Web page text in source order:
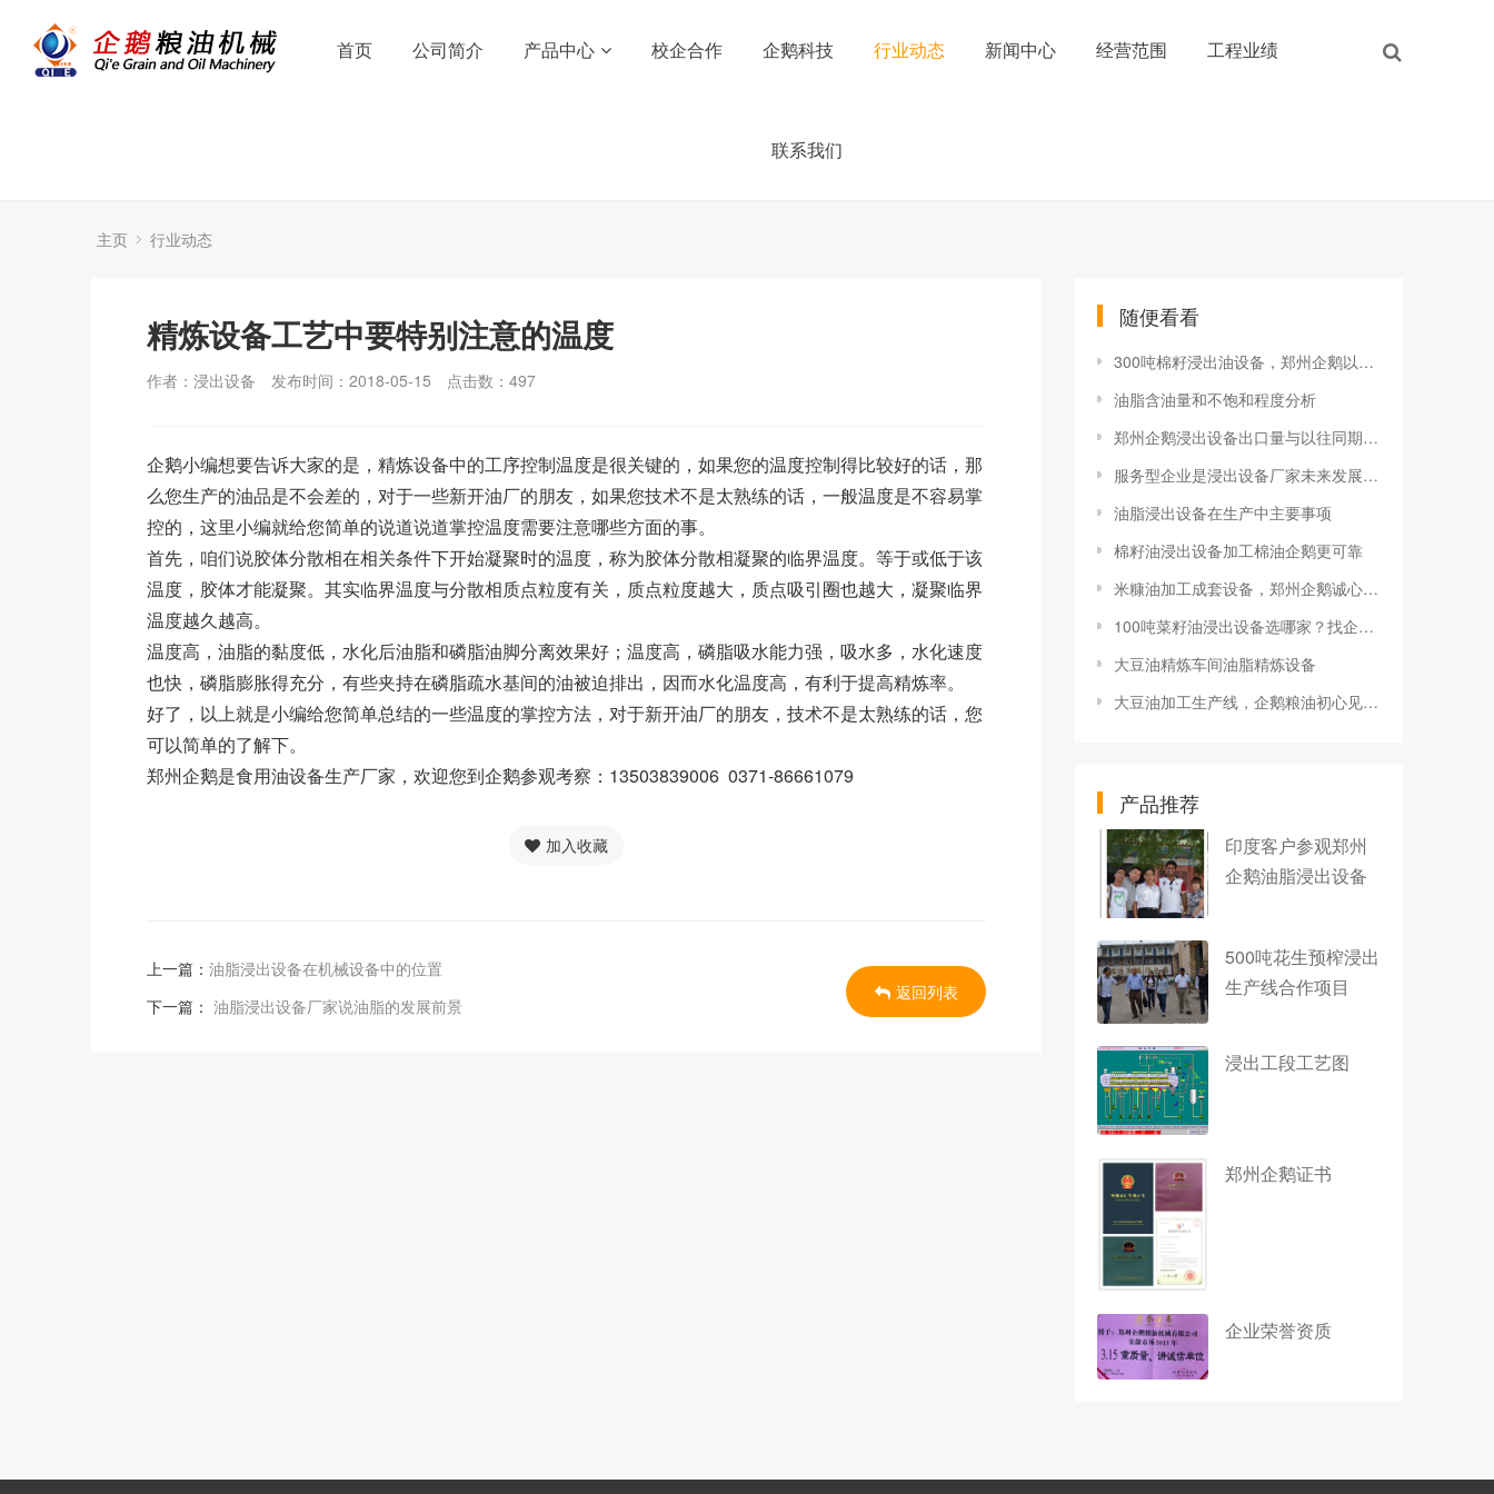
首页 公司简介 产品中心 校企合作 企鹅科技 行业动态 新闻中心 经营范围 工程业绩
联系我们
主页 行业动态
精炼设备工艺中要特别注意的温度
作者：浸出设备 发布时间：2018-05-15 点击数： 497
企鹅小编想要告诉大家的是，精炼设备中的工序控制温度是很关键的，如果您的温度控制得比较好的话，那
么您生产的油品是不会差的，对于一些新开油厂的朋友，如果您技术不是太熟练的话，一般温度是不容易掌
控的，这里小编就给您简单的说道说道掌控温度需要注意哪些方面的事。
首先，咱们说胶体分散相在相关条件下开始凝聚时的温度，称为胶体分散相凝聚的临界温度。等于或低于该
温度，胶体才能凝聚。其实临界温度与分散相质点粒度有关，质点粒度越大，质点吸引圈也越大，凝聚临界
温度越久越高。
温度高，油脂的黏度低，水化后油脂和磷脂油脚分离效果好；温度高，磷脂吸水能力强，吸水多，水化速度
也快，磷脂膨胀得充分，有些夹持在磷脂疏水基间的油被迫排出，因而水化温度高，有利于提高精炼率。
好了，以上就是小编给您简单总结的一些温度的掌控方法，对于新开油厂的朋友，技术不是太熟练的话，您
可以简单的了解下。
郑州企鹅是食用油设备生产厂家，欢迎您到企鹅参观考察：13503839006 0371-86661079
加入收藏
上一篇： 油脂浸出设备在机械设备中的位置
下一篇： 油脂浸出设备厂家说油脂的发展前景
返回列表
随便看看
300吨棉籽浸出油设备，郑州企鹅以质为本
油脂含油量和不饱和程度分析
郑州企鹅浸出设备出口量与以往同期增长10%
服务型企业是浸出设备厂家未来发展方向
油脂浸出设备在生产中主要事项
棉籽油浸出设备加工棉油企鹅更可靠
米糠油加工成套设备，郑州企鹅诚心实意
100吨菜籽油浸出设备选哪家？找企鹅粮油
大豆油精炼车间油脂精炼设备
大豆油加工生产线，企鹅粮油初心见品质
产品推荐
印度客户参观郑州
企鹅油脂浸出设备
500吨花生预榨浸出
生产线合作项目
浸出工段工艺图
郑州企鹅证书
企业荣誉资质